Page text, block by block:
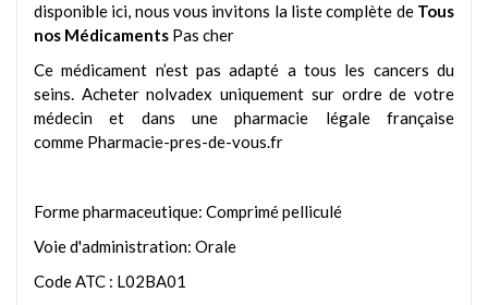
disponible ici, nous vous invitons la liste complète de Tous
nos Médicaments Pas cher
Ce médicament n’est pas adapté a tous les cancers du
seins. Acheter nolvadex uniquement sur ordre de votre
médecin et dans une pharmacie légale française
comme Pharmacie-pres-de-vous.fr
Forme pharmaceutique: Comprimé pelliculé
Voie d'administration: Orale
Code ATC : L02BA01